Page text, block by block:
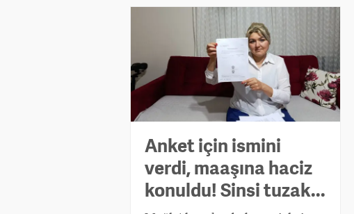
aranırken yakalanarak
tutuklanan FETÖ üyesi Burkay
Karatepe'nin itirafı sonrası
mühimmat araması yapılıyor.
Anket için ismini
verdi, maaşına haciz
konuldu! Sinsi tuzak...